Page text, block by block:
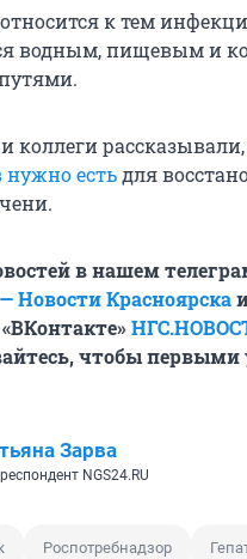
к тем
водным, пищевым и
коллеги
нужно естьдля
в нашем
— Новости Красноярска
чтобы первыми
Зарва
NGS24.RU
Роспотребнадзор